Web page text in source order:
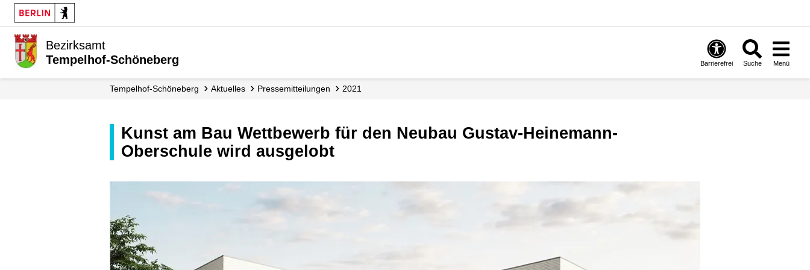
Bezirksamt
Tempelhof-Schöneberg
Barrierefrei Suche Menü
Tempelhof-Schöneberg Aktuelles Presse­mitteilungen 2021
Kunst am Bau Wettbewerb für den Neubau Gustav-Heinemann-
Oberschule wird ausgelobt